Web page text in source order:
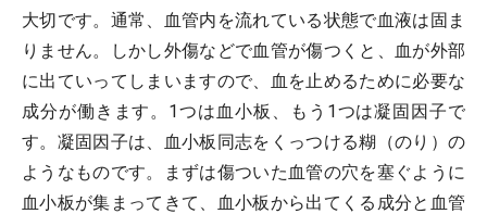
大切です。通常、血管内を流れている状態で血液は固ま
りません。しかし外傷などで血管が傷つくと、血が外部
に出ていってしまいますので、血を止めるために必要な
成分が働きます。1つは血小板、もう1つは凝固因子で
す。凝固因子は、血小板同志をくっつける糊（のり）の
ようなものです。まずは傷ついた血管の穴を塞ぐように
血小板が集まってきて、血小板から出てくる成分と血管